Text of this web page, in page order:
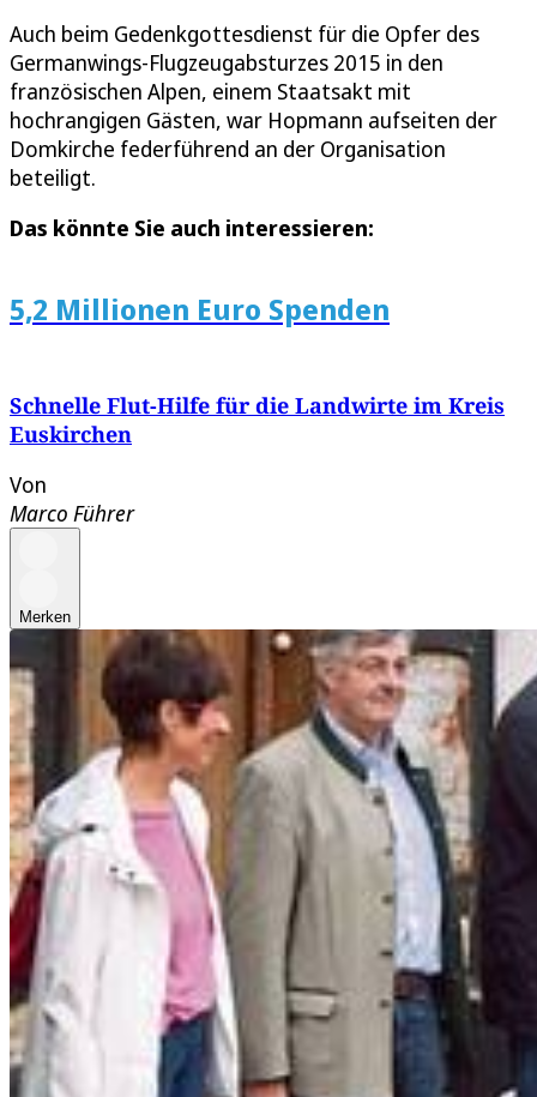
Auch beim Gedenkgottesdienst für die Opfer des
Germanwings-Flugzeugabsturzes 2015 in den
französischen Alpen, einem Staatsakt mit
hochrangigen Gästen, war Hopmann aufseiten der
Domkirche federführend an der Organisation
beteiligt.
Das könnte Sie auch interessieren:
5,2 Millionen Euro Spenden
Schnelle Flut-Hilfe für die Landwirte im Kreis
Euskirchen
Von
Marco Führer
Merken